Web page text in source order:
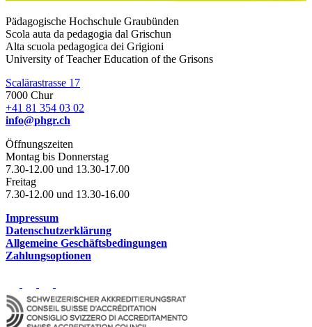
Pädagogische Hochschule Graubünden
Scola auta da pedagogia dal Grischun
Alta scuola pedagogica dei Grigioni
University of Teacher Education of the Grisons
Scalärastrasse 17
7000 Chur
+41 81 354 03 02
info@phgr.ch
Öffnungszeiten
Montag bis Donnerstag
7.30-12.00 und 13.30-17.00
Freitag
7.30-12.00 und 13.30-16.00
Impressum
Datenschutzerklärung
Allgemeine Geschäftsbedingungen
Zahlungsoptionen